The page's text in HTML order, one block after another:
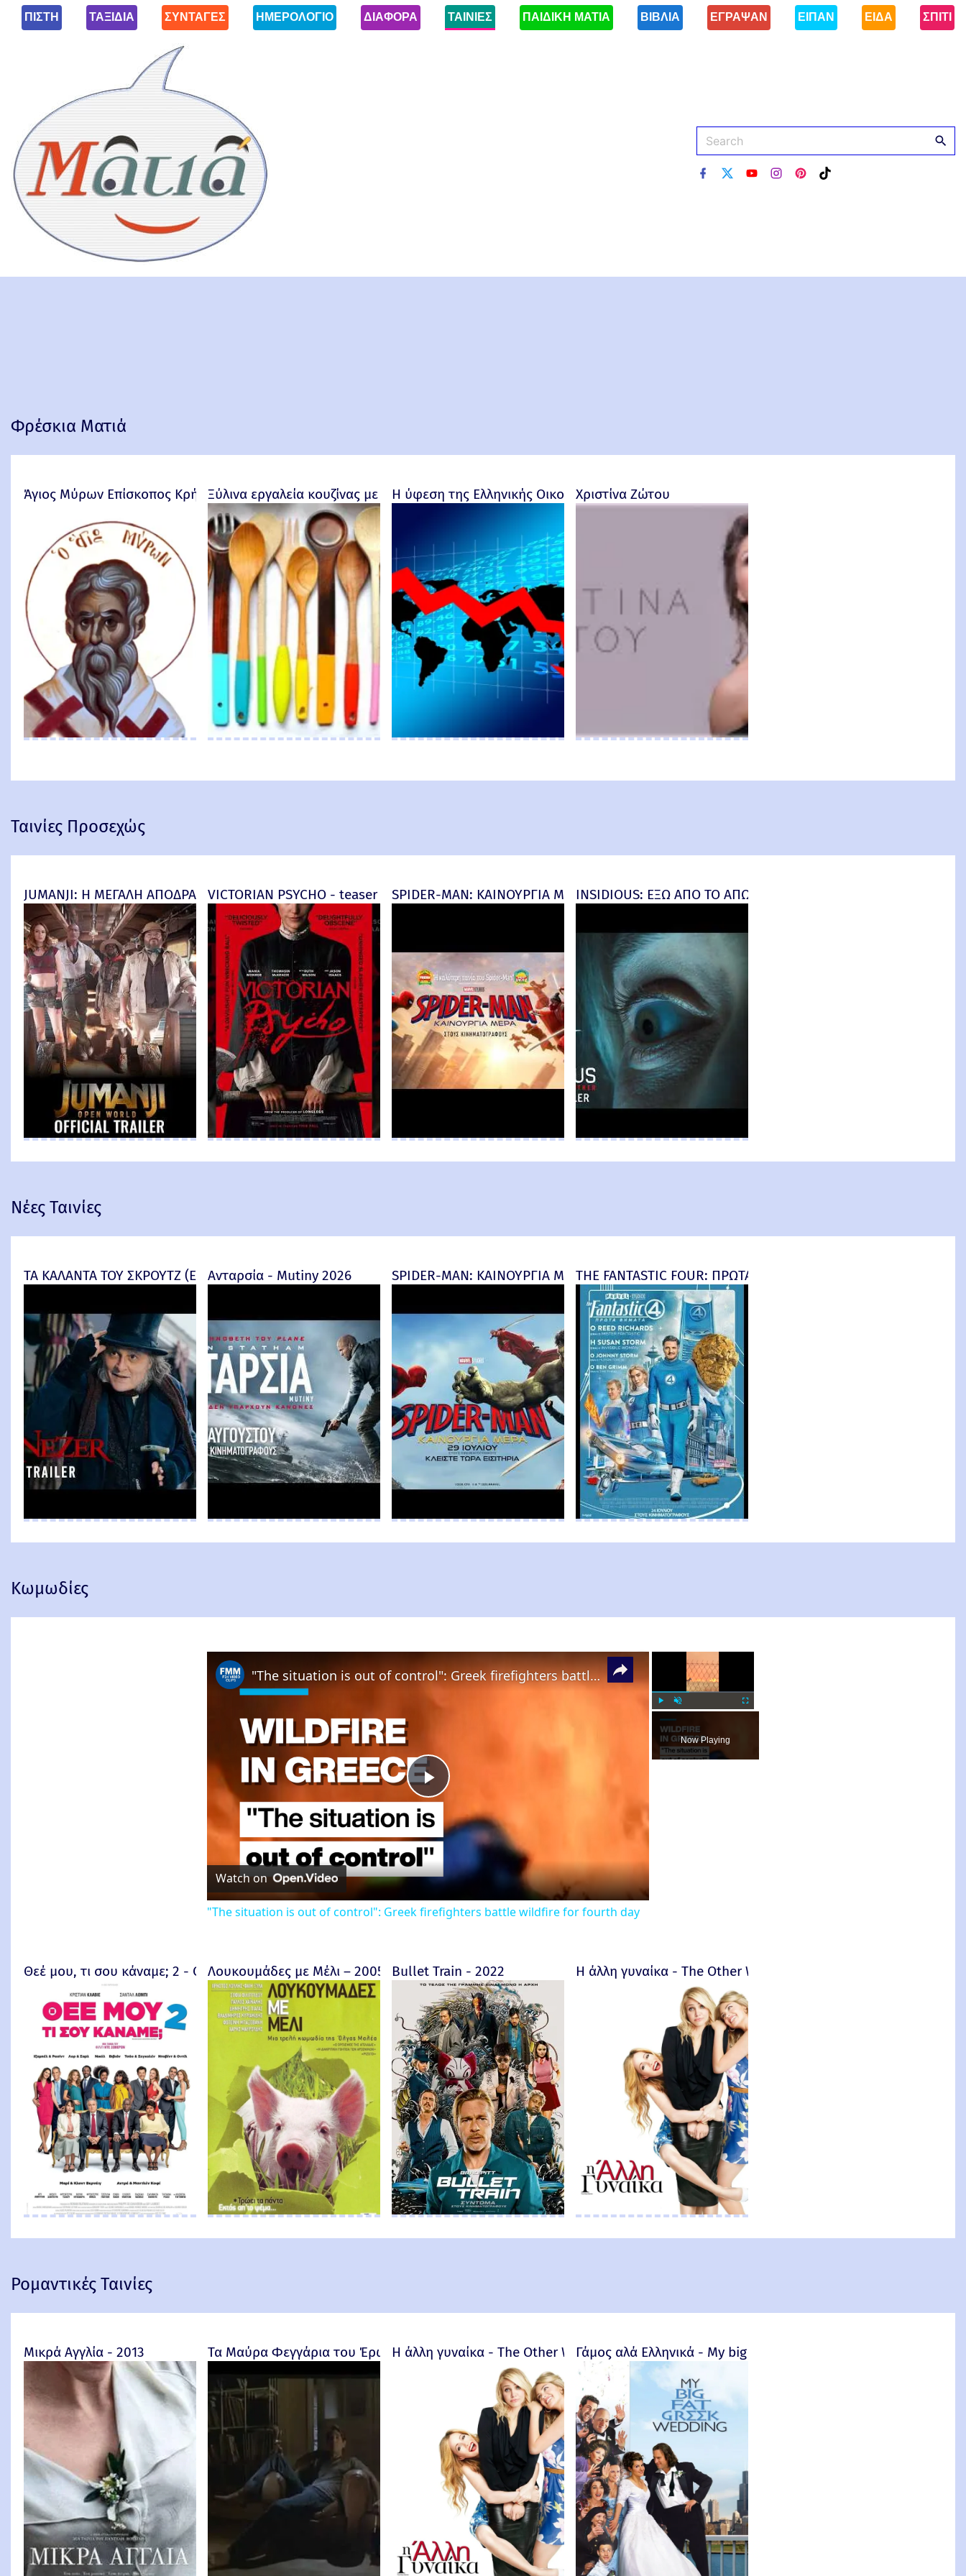
ΠΙΣΤΗ ΤΑΞΙΔΙΑ ΣΥΝΤΑΓΕΣ ΗΜΕΡΟΛΟΓΙΟ ΔΙΑΦΟΡΑ ΤΑΙΝΙΕΣ ΠΑΙΔΙΚΗ ΜΑΤΙΑ ΒΙΒΛΙΑ ΕΓΡΑΨΑΝ ΕΙΠΑΝ ΕΙΔΑ ΣΠΙΤΙ
Φρέσκια Ματιά
Άγιος Μύρων Επίσκοπος ΚρήτηςΞύλινα εργαλεία κουζίνας με προσωπικότηταΗ ύφεση της Ελληνικής Οικονομίας - Ροσέτος Φακιολάς, Ομότιμος Καθηγητής ΕΜΠ
Χριστίνα Ζώτου
Ταινίες Προσεχώς
JUMANJI: Η ΜΕΓΑΛΗ ΑΠΟΔΡΑΣΗ (Jumanji: Open World) - official (μεταγλ)
VICTORIAN PSYCHO - teaser SPIDER-MAN: ΚΑΙΝΟΥΡΓΙΑ ΜΕΡΑ (Spider-Man: Brand New Day) Review
INSIDIOUS: ΕΞΩ ΑΠΟ ΤΟ ΑΠΩΤΕΡΟ (Insidious: Out of the
Νέες Ταινίες
ΤΑ ΚΑΛΑΝΤΑ ΤΟΥ ΣΚΡΟΥΤΖ (Ebenezer) -Ανταρσία - Mutiny 2026 SPIDER-MAN: ΚΑΙΝΟΥΡΓΙΑ ΜΕΡΑ (Spider-Man: Brand New Day) New Threat
THE FANTASTIC FOUR: ΠΡΩΤΑ ΒΗΜΑΤΑ - final
Κωμωδίες
Now Playing
Play
Video
"The situation is out of control": Greek firefighters battle wildfire for fourth day
Watch on
"The situation is out of control": Greek firefighters battle wildfire for fourth day
Θεέ μου, τι σου κάναμε; 2 - Qu'est-ce qu'on a encore fait au Bon Dieu? - Trailer 2019 (Greek subs)
Λουκουμάδες με Μέλι – 2005 Bullet Train - 2022 Η άλλη γυναίκα - The Other Woman – 2014
Ρομαντικές Ταινίες
Μικρά Αγγλία - 2013 Τα Μαύρα Φεγγάρια του Έρωτα - Bitter Moon – 1992
Η άλλη γυναίκα - The Other Woman – 2014Γάμος αλά Ελληνικά - My big fat Greek wedding - 2002